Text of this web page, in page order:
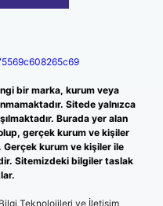
bir marka, kurum veya
Sitede yalnızca
Burada yer alan
gerçek kurum ve kişiler
Gerçek kurum ve kişiler ile
Sitemizdeki bilgiler taslak
Teknolojileri ve İletişim